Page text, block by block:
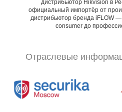
дистрибьютор Hikvision в
официальный импортёр от
дистрибьютор бренда iFLOW
consumer до
Отраслевые